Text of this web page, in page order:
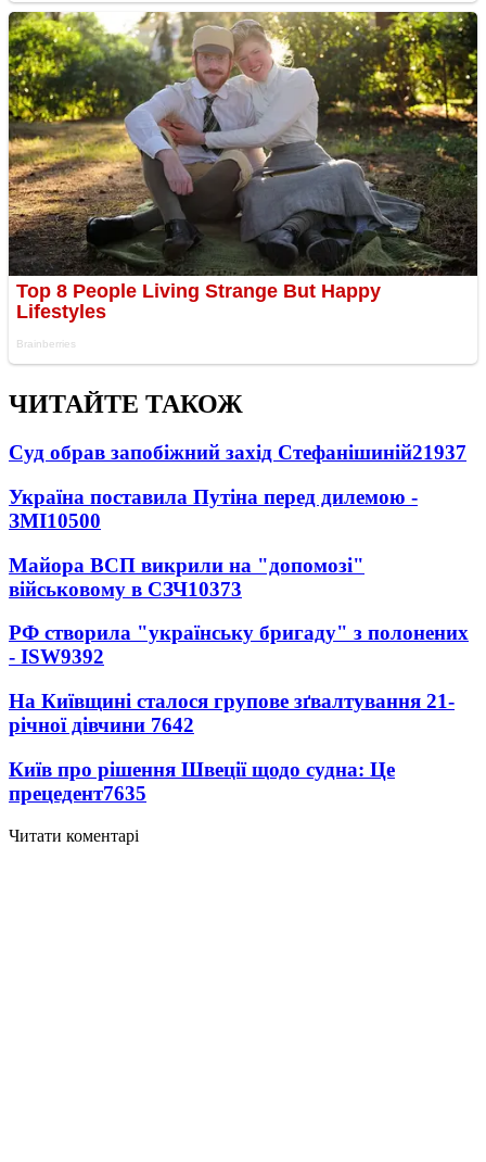
ЧИТАЙТЕ ТАКОЖ
Суд обрав запобіжний захід Стефанішиній21937
Україна поставила Путіна перед дилемою -
ЗМІ10500
Майора ВСП викрили на "допомозі"
військовому в СЗЧ10373
РФ створила "українську бригаду" з полонених
- ISW9392
На Київщині сталося групове зґвалтування 21-
річної дівчини 7642
Київ про рішення Швеції щодо судна: Це
прецедент7635
Читати коментарі